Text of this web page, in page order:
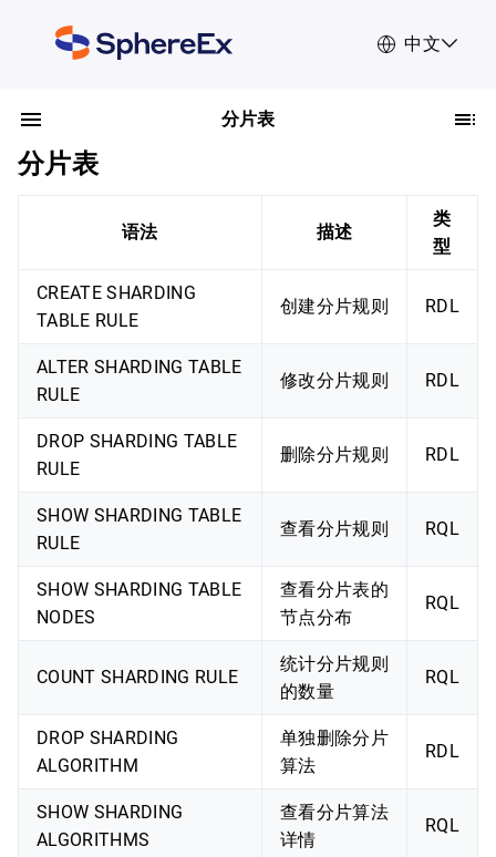
中文
分片表
分片表
语法 描述
类
型
CREATE SHARDING
TABLE RULE
创建分片规则 RDL
ALTER SHARDING TABLE
RULE
修改分片规则 RDL
DROP SHARDING TABLE
RULE
删除分片规则 RDL
SHOW SHARDING TABLE
RULE
查看分片规则 RQL
SHOW SHARDING TABLE
NODES
查看分片表的
节点分布
RQL
COUNT SHARDING RULE
统计分片规则
的数量
RQL
DROP SHARDING
ALGORITHM
单独删除分片
算法
RDL
SHOW SHARDING
ALGORITHMS
查看分片算法
详情
RQL